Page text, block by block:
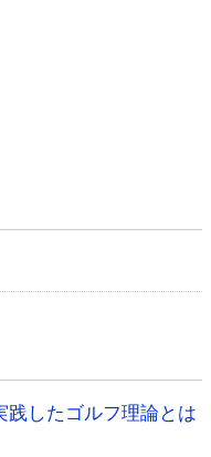
践したゴルフ理論とは